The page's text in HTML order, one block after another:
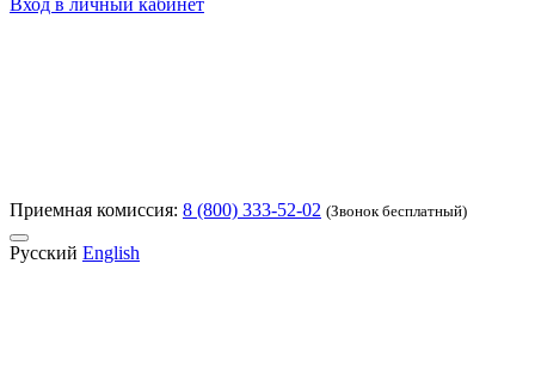
Вход в личный кабинет
Приемная комиссия: 8 (800) 333-52-02 (Звонок бесплатный)
Русский English